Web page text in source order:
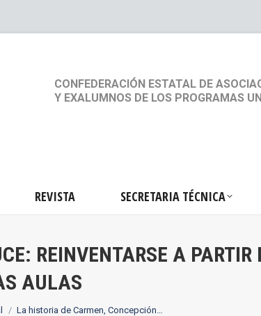
CONFEDERACIÓN ESTATAL DE
Y EXALUMNOS DE LOS PROGRAMAS
REVISTA SECRETARIA TÉCNICA
REINVENTARSE A
AULAS
La historia de Carmen, Concepción…